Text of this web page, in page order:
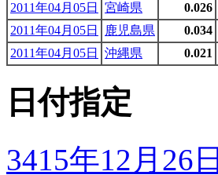
2011年04月05日
宮崎県 0.026
2011年04月05日
鹿児島県 0.034
2011年04月05日
沖縄県 0.021
日付指定
3415年12月26日